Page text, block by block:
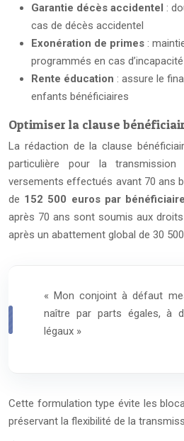
Garantie décès accidentel :
cas de décès accidentel
Exonération de primes :
programmés en cas
Rente éducation : assure le
enfants bénéficiaires
Optimiser la clause
La rédaction de la clause
particulière pour la
versements effectués avant 70 ans
de 152 500 euros par
après 70 ans sont soumis aux
après un abattement global de 30
« Mon conjoint à défaut
naître par parts égales, à
légaux »
Cette formulation type évite les
préservant la flexibilité de la